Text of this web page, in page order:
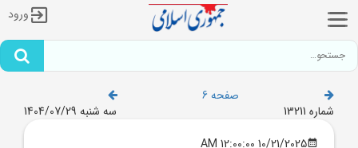
ورود
صفحه 6
شماره 13211
سه شنبه 1404/07/29
10/21/2025 12:00:00 AM